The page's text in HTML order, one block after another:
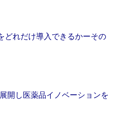
どれだけ導入できるかーその
開し医薬品イノベーションを